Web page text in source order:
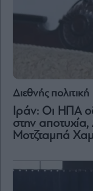
Διεθνής πολιτική
Ιράν: Οι ΗΠΑ
στην αποτυχία,
Μοτζταμπά